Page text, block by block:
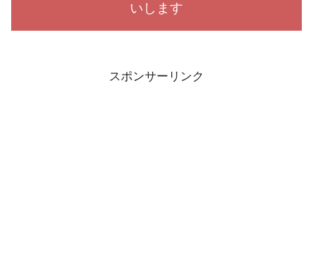
いします
スポンサーリンク